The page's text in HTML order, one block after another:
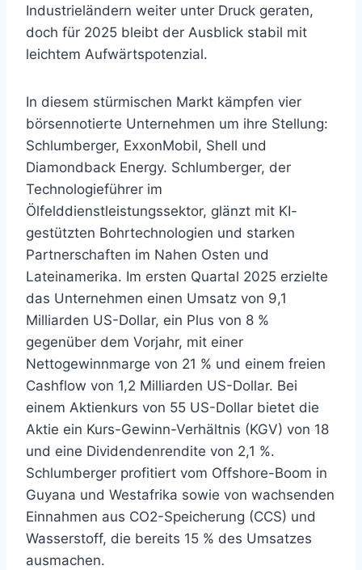
Industrieländern weiter unter Druck geraten,
doch für 2025 bleibt der Ausblick stabil mit
leichtem Aufwärtspotenzial.
In diesem stürmischen Markt kämpfen vier
börsennotierte Unternehmen um ihre Stellung:
Schlumberger, ExxonMobil, Shell und
Diamondback Energy. Schlumberger, der
Technologieführer im
Ölfelddienstleistungssektor, glänzt mit KI-
gestützten Bohrtechnologien und starken
Partnerschaften im Nahen Osten und
Lateinamerika. Im ersten Quartal 2025 erzielte
das Unternehmen einen Umsatz von 9,1
Milliarden US-Dollar, ein Plus von 8 %
gegenüber dem Vorjahr, mit einer
Nettogewinnmarge von 21 % und einem freien
Cashflow von 1,2 Milliarden US-Dollar. Bei
einem Aktienkurs von 55 US-Dollar bietet die
Aktie ein Kurs-Gewinn-Verhältnis (KGV) von 18
und eine Dividendenrendite von 2,1 %.
Schlumberger profitiert vom Offshore-Boom in
Guyana und Westafrika sowie von wachsenden
Einnahmen aus CO2-Speicherung (CCS) und
Wasserstoff, die bereits 15 % des Umsatzes
ausmachen.